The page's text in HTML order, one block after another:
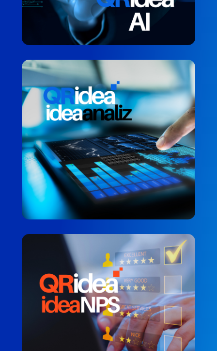
QRidea Analiz Sistemi
RAPORLAMA
QRdiea NSP
SADAKAT ÖLÇÜMÜ